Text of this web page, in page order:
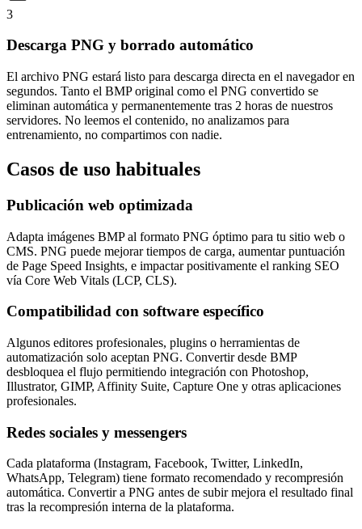
3
Descarga PNG y borrado automático
El archivo PNG estará listo para descarga directa en el navegador en
segundos. Tanto el BMP original como el PNG convertido se
eliminan automática y permanentemente tras 2 horas de nuestros
servidores. No leemos el contenido, no analizamos para
entrenamiento, no compartimos con nadie.
Casos de uso habituales
Publicación web optimizada
Adapta imágenes BMP al formato PNG óptimo para tu sitio web o
CMS. PNG puede mejorar tiempos de carga, aumentar puntuación
de Page Speed Insights, e impactar positivamente el ranking SEO
vía Core Web Vitals (LCP, CLS).
Compatibilidad con software específico
Algunos editores profesionales, plugins o herramientas de
automatización solo aceptan PNG. Convertir desde BMP
desbloquea el flujo permitiendo integración con Photoshop,
Illustrator, GIMP, Affinity Suite, Capture One y otras aplicaciones
profesionales.
Redes sociales y messengers
Cada plataforma (Instagram, Facebook, Twitter, LinkedIn,
WhatsApp, Telegram) tiene formato recomendado y recompresión
automática. Convertir a PNG antes de subir mejora el resultado final
tras la recompresión interna de la plataforma.